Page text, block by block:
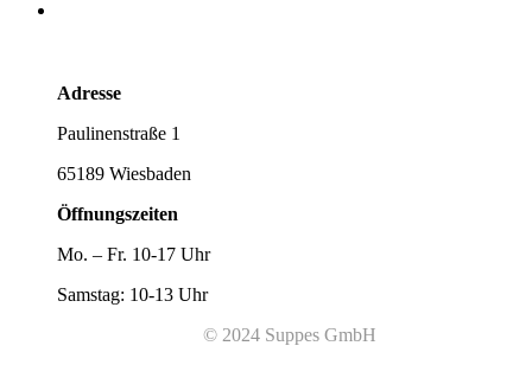
Adresse
Paulinenstraße 1
65189 Wiesbaden
Öffnungszeiten
Mo. – Fr. 10-17 Uhr
Samstag: 10-13 Uhr
© 2024 Suppes GmbH